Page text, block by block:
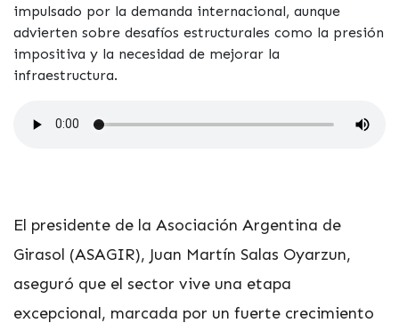
impulsado por la demanda internacional, aunque
advierten sobre desafíos estructurales como la presión
impositiva y la necesidad de mejorar la
infraestructura.
El presidente de la Asociación Argentina de
Girasol (ASAGIR), Juan Martín Salas Oyarzun,
aseguró que el sector vive una etapa
excepcional, marcada por un fuerte crecimiento